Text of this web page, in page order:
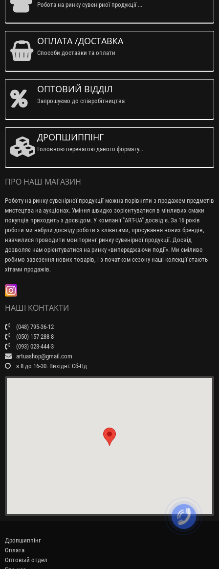
Робота на ринку сувенірної продукції ...
ОПЛАТА /ДОСТАВКА
Способи доставки та оплати
ОПТОВИЙ ВІДДІЛ
Запрошуємо до співробітництва
ДРОПШИППІНГ
Головною перевагою даного формату...
ПРО НАШ МАГАЗИН
Роботу на ринку сувенірної продукції можна порівняти з продажем предметів
мистецтва на аукціонах. Уміння швидко зорієнтуватися в мінливих смаки
покупців приходить з досвідом. У компанії "ART-UA" досвід є. За 16 років
роботи ми набули досвіду роботи з клієнтами, просування нових брендів,
навчилися проводити моніторинг ринку сувенірної продукції. Досвід
дозволяє нам орієнтуватися на ринку «випереджаючи події». Ми сміливо
робимо завезення нових товарів, і з початком сезону наші колекції стають
хітами продажів.
НАШІ КОНТАКТИ
(048) 795-36-12
(050) 157-288-8
(093) 023-444-3
artuashop@gmail.com
з 8 до 16-30. Вихідні: Сб-Нд
Дропшиппінг
Оплата
Оптовый отдел